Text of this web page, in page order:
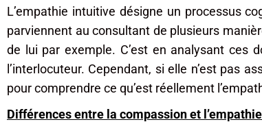
L’empathie intuitive désigne un processus
parviennent au consultant de plusieurs
de lui par exemple. C’est en analysant ces
l’interlocuteur. Cependant, si elle n’est pas
pour comprendre ce qu’est réellement
Différences entre la compassion et